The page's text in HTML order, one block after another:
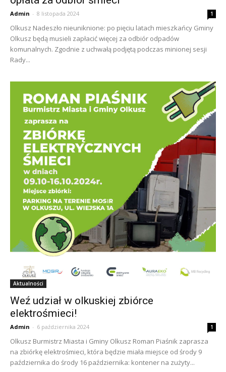
Admin - 8 listopada 2024 1
Olkusz Nadeszło nieuniknione: po pięciu latach mieszkańcy Gminy
Olkusz będą musieli zapłacić więcej za odbiór odpadów
komunalnych. Zgodnie z uchwałą podjętą podczas minionej sesji
Rady...
Aktualności
Weź udział w olkuskiej zbiórce
elektrośmieci!
Admin - 6 października 2024 1
Olkusz Burmistrz Miasta i Gminy Olkusz Roman Piaśnik zaprasza
na zbiórkę elektrośmieci, która będzie miała miejsce od środy 9
października do środy 16 października: kontener na zużyty...